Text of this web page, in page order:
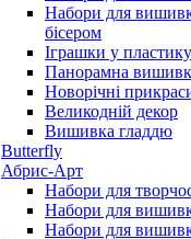
Набори для
бісером
Іграшки у пластику
Панорамна
Новорічні
Великодній декор
Вишивка гладдю
Butterfly
Абрис-Арт
Набори для
Набори для
Набори для